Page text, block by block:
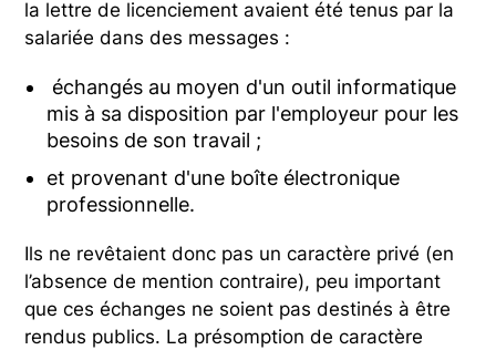
la lettre de licenciement avaient été tenus par la
salariée dans des messages :
échangés au moyen d'un outil informatique
mis à sa disposition par l'employeur pour les
besoins de son travail ;
et provenant d'une boîte électronique
professionnelle.
Ils ne revêtaient donc pas un caractère privé (en
l’absence de mention contraire), peu important
que ces échanges ne soient pas destinés à être
rendus publics. La présomption de caractère